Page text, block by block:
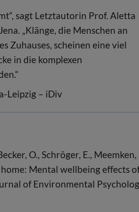
sagt Letztautorin Prof. Aletta
„Klänge, die Menschen an
Zuhauses, scheinen eine viel
in die komplexen
Leipzig – iDiv
O., Schröger, E., Meemken,
Mental wellbeing effects
of Environmental